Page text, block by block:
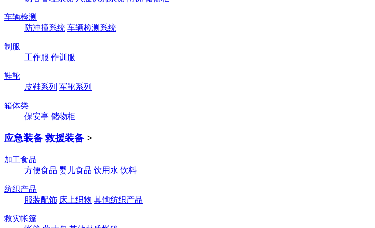
车辆检测
防冲撞系统 车辆检测系统
制服
工作服 作训服
鞋靴
皮鞋系列 军靴系列
箱体类
保安亭 储物柜
应急装备 救援装备 >
加工食品
方便食品 婴儿食品 饮用水 饮料
纺织产品
服装配饰 床上织物 其他纺织产品
救灾帐篷